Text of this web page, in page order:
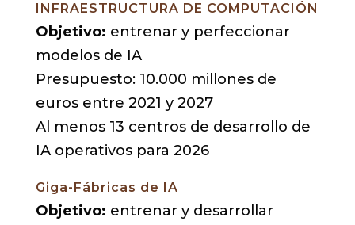
INFRAESTRUCTURA DE COMPUTACIÓN
Objetivo: entrenar y perfeccionar
modelos de IA
Presupuesto: 10.000 millones de
euros entre 2021 y 2027
Al menos 13 centros de desarrollo de
IA operativos para 2026
Giga-Fábricas de IA
Objetivo: entrenar y desarrollar